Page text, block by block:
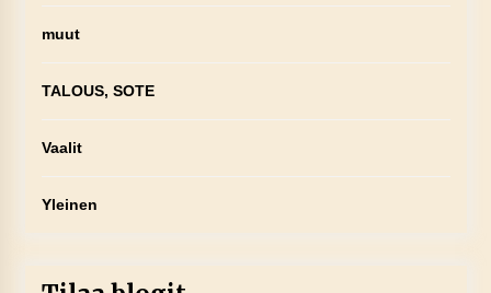
muut
TALOUS, SOTE
Vaalit
Yleinen